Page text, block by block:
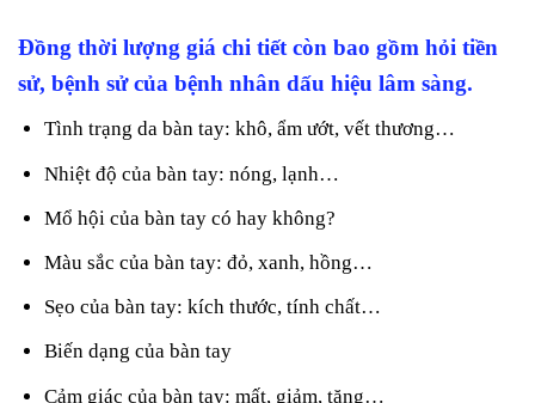
Đồng thời lượng giá chi tiết còn bao gồm hỏi tiền
sử, bệnh sử của bệnh nhân dấu hiệu lâm sàng.
Tình trạng da bàn tay: khô, ẩm ướt, vết thương…
Nhiệt độ của bàn tay: nóng, lạnh…
Mổ hội của bàn tay có hay không?
Màu sắc của bàn tay: đỏ, xanh, hồng…
Sẹo của bàn tay: kích thước, tính chất…
Biến dạng của bàn tay
Cảm giác của bàn tay: mất, giảm, tăng…